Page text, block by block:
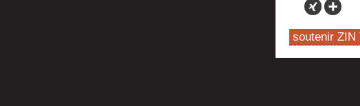
soutenir ZIN